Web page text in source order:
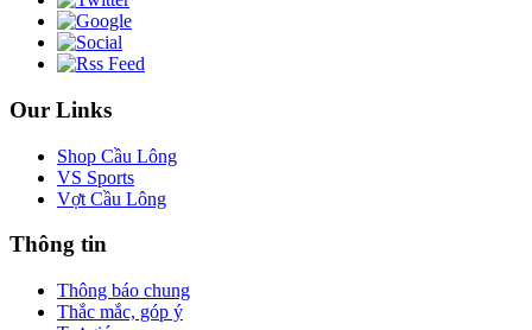
Our Links
Shop Cầu Lông
VS Sports
Vợt Cầu Lông
Thông tin
Thông báo chung
Thắc mắc, góp ý